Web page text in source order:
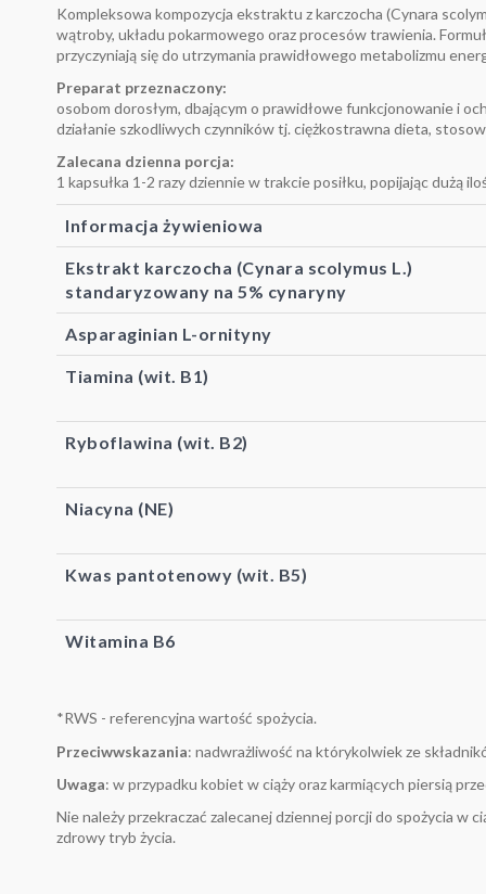
Kompleksowa kompozycja ekstraktu z karczocha (Cynara
wątroby, układu pokarmowego oraz procesów trawienia.
przyczyniają się do utrzymania prawidłowego metabolizmu
Preparat przeznaczony:
osobom dorosłym, dbającym o prawidłowe funkcjonowanie i
działanie szkodliwych czynników tj. ciężkostrawna dieta,
Zalecana dzienna porcja:
1 kapsułka 1-2 razy dziennie w trakcie posiłku, popijając dużą
Informacja żywieniowa
Ekstrakt karczocha (Cynara scolymus L.)
standaryzowany na 5% cynaryny
Asparaginian L-ornityny
Tiamina (wit. B1)
Ryboflawina (wit. B2)
Niacyna (NE)
Kwas pantotenowy (wit. B5)
Witamina B6
*RWS - referencyjna wartość spożycia.
Przeciwwskazania: nadwrażliwość na którykolwiek ze
Uwaga: w przypadku kobiet w ciąży oraz karmiących piersią
Nie należy przekraczać zalecanej dziennej porcji do spożycia
zdrowy tryb życia.